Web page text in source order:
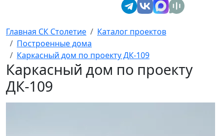
Главная СК Столетие
Каталог проектов
Построенные дома
Каркасный дом по проекту ДК-109
Каркасный дом по проекту
ДК-109